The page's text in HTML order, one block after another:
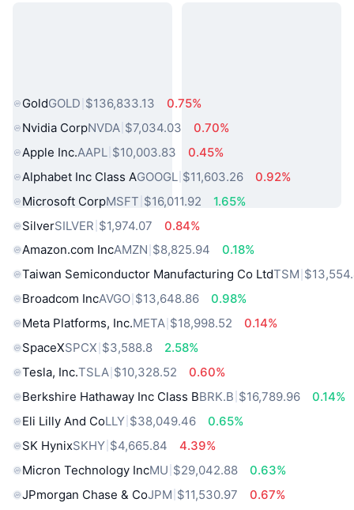
GoldGOLD $136,833.13
0.75%
Nvidia CorpNVDA $7,034.03
0.70%
Apple Inc.AAPL $10,003.83
0.45%
Alphabet Inc Class AGOOGL $11,603.26
0.92%
Microsoft CorpMSFT $16,011.92
1.65%
SilverSILVER $1,974.07
0.84%
Amazon.com IncAMZN $8,825.94
0.18%
Taiwan Semiconductor Manufacturing Co LtdTSM
Broadcom IncAVGO $13,648.86
0.98%
Meta Platforms, Inc.META $18,998.52
0.14%
SpaceXSPCX $3,588.8
2.58%
Tesla, Inc.TSLA $10,328.52
0.60%
Berkshire Hathaway Inc Class BBRK.B $16,789.96
0.14%
Eli Lilly And CoLLY $38,049.46
0.65%
SK HynixSKHY $4,665.84
4.39%
Micron Technology IncMU $29,042.88
0.63%
JPmorgan Chase & CoJPM $11,530.97
0.67%